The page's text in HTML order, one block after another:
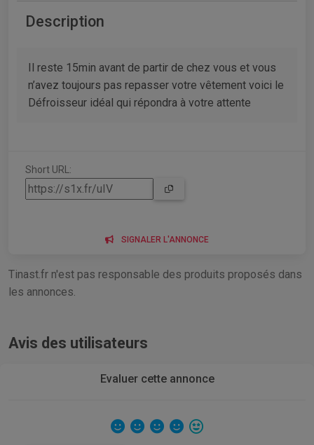
Description
Il reste 15min avant de partir de chez vous et vous
n’avez toujours pas repasser votre vêtement voici le
Défroisseur idéal qui répondra à votre attente
Short URL:
SIGNALER L'ANNONCE
Tinast.fr n'est pas responsable des produits proposés dans
les annonces.
Avis des utilisateurs
Evaluer cette annonce